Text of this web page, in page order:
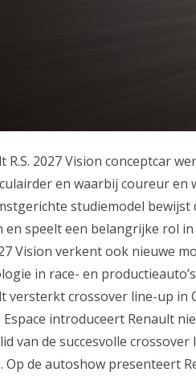
R.S. 2027 Vision conceptcar
en waarbij coureur
studiemodel bewijst
en speelt een belangrijke rol
Vision verkent ook nieuwe
in race- en
versterkt crossover line-up in
Espace introduceert Renault
van de succesvolle
Op de autoshow presenteert